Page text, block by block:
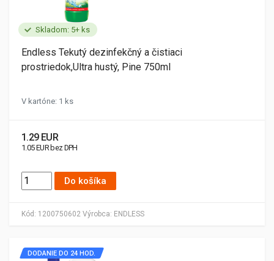
Skladom: 5+ ks
Kód: 1200750602 Výrobca: ENDLESS
Endless Tekutý dezinfekčný a čistiaci
prostriedok,Ultra hustý, Pine 750ml
V kartóne: 1 ks
1.29 EUR
1.05 EUR bez DPH
Do košíka
DODANIE DO 24 HOD.